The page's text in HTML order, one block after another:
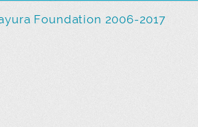
Foundation 2006-2017